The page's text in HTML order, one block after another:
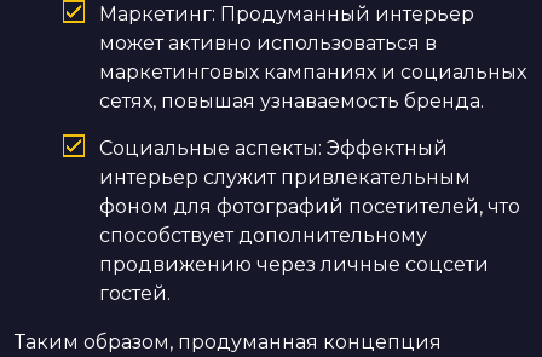
Маркетинг: Продуманный интерьер
может активно использоваться в
маркетинговых кампаниях и социальных
сетях, повышая узнаваемость бренда.
Социальные аспекты: Эффектный
интерьер служит привлекательным
фоном для фотографий посетителей, что
способствует дополнительному
продвижению через личные соцсети
гостей.
Таким образом, продуманная концепция